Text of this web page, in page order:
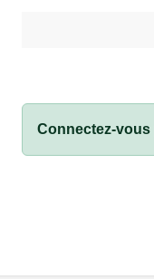
Connectez-vous